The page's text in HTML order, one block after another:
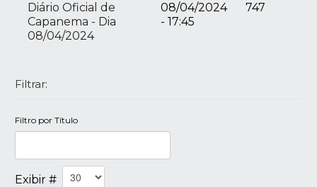
Diário Oficial de
Capanema - Dia
08/04/2024
08/04/2024
- 17:45
747
Filtrar:
Filtro por Título
Exibir #